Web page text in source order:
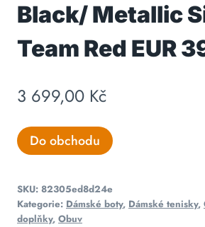
Black/ Metallic
Team Red EUR
3 699,00 Kč
Do obchodu
SKU: 82305ed8d24e
Kategorie: Dámské boty, Dámské tenisky,
doplňky, Obuv